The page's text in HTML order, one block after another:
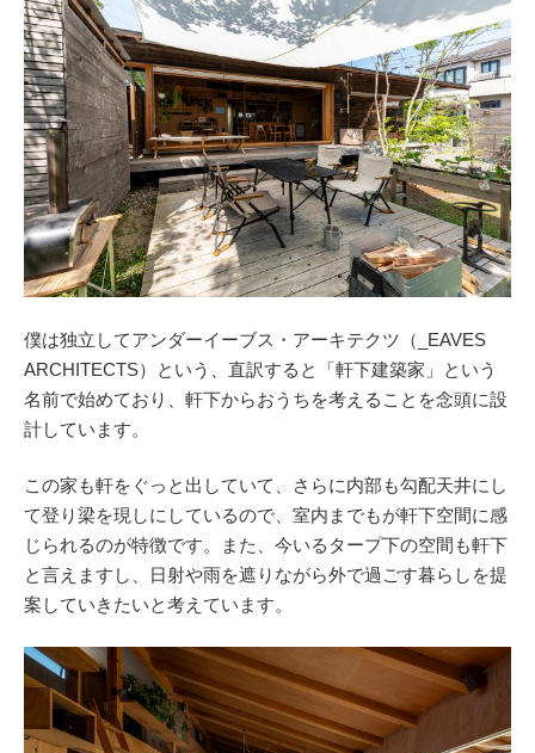
僕は独立してアンダーイーブス・アーキテクツ（_EAVES
ARCHITECTS）という、直訳すると「軒下建築家」という
名前で始めており、軒下からおうちを考えることを念頭に設
計しています。
この家も軒をぐっと出していて、さらに内部も勾配天井にし
て登り梁を現しにしているので、室内までもが軒下空間に感
じられるのが特徴です。また、今いるタープ下の空間も軒下
と言えますし、日射や雨を遮りながら外で過ごす暮らしを提
案していきたいと考えています。